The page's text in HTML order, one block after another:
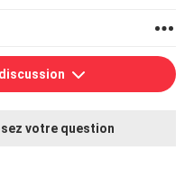
votre question